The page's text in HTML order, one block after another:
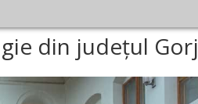
de religie din județul Gorj
din județul Gorj
Martie Aprilie